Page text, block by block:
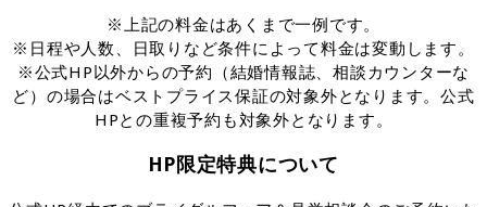
※上記の料金はあくまで一例です。
※日程や人数、日取りなど条件によって料金は変動します。
※公式HP以外からの予約（結婚情報誌、相談カウンターな
ど）の場合はベストプライス保証の対象外となります。公式
HPとの重複予約も対象外となります。
HP限定特典について